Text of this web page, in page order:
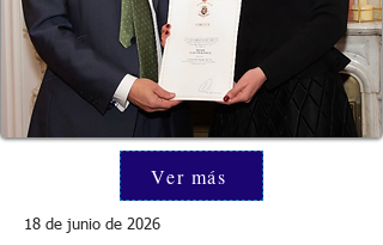
Ver más
18 de junio de 2026